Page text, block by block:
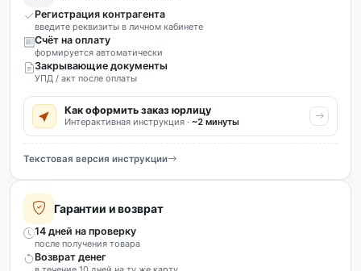
Регистрация контрагента
введите реквизиты в личном кабинете
Счёт на оплату
формируется автоматически
Закрывающие документы
УПД / акт после оплаты
Как оформить заказ юрлицу
Интерактивная инструкция · ~2 минуты
Текстовая версия инструкции
Гарантии и возврат
14 дней на проверку
после получения товара
Возврат денег